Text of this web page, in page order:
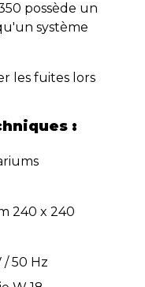
possède un
système
les fuites lors
:
240 x 240
/ 50 Hz